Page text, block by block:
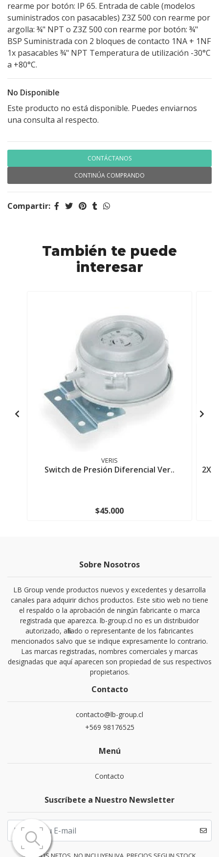
rearme por botón: IP 65. Entrada de cable (modelos
suministrados con pasacables) Z3Z 500 con rearme por
argolla: ¾" NPT o Z3Z 500 con rearme por botón: ¾"
BSP Suministrada con 2 bloques de contacto 1NA + 1NF
1x pasacables ¾" NPT Temperatura de utilización -30°C
a +80°C.
No Disponible
Este producto no está disponible. Puedes enviarnos
una consulta al respecto.
CONTÁCTANOS
CONTINÚA COMPRANDO
Compartir:
También te puede
interesar
VERIS
Switch de Presión Diferencial Ver..
$45.000
Sobre Nosotros
LB Group vende productos nuevos y excedentes y desarrolla
canales para adquirir dichos productos. Este sitio web no tiene
el respaldo o la aprobación de ningún fabricante o marca
registrada que aparezca. lb-group.cl no es un distribuidor
autorizado, afiliado o representante de los fabricantes
mencionados salvo que se indique expresamente lo contrario.
Las marcas registradas, nombres comerciales y marcas
designadas que aquí aparecen son propiedad de sus respectivos
propietarios.
Contacto
contacto@lb-group.cl
+569 98176525
Menú
Contacto
Suscríbete a Nuestro Newsletter